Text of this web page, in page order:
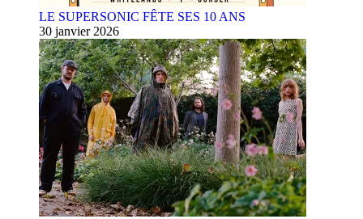
LE SUPERSONIC FÊTE SES 10 ANS
30 janvier 2026